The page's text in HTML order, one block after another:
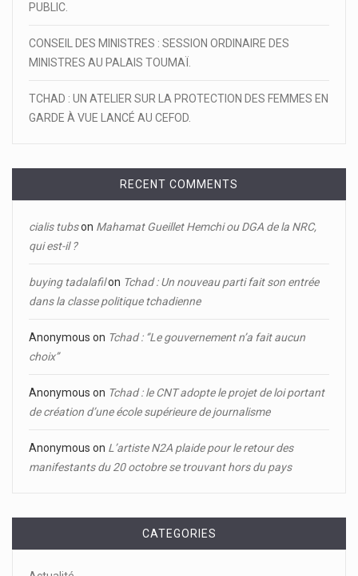
PUBLIC.
CONSEIL DES MINISTRES : SESSION ORDINAIRE DES
MINISTRES AU PALAIS TOUMAÏ.
TCHAD : UN ATELIER SUR LA PROTECTION DES FEMMES EN
GARDE À VUE LANCÉ AU CEFOD.
RECENT COMMENTS
cialis tubson Mahamat Gueillet Hemchi ou DGA de la NRC,
qui est-il ?
buying tadalafilon Tchad : Un nouveau parti fait son entrée
dans la classe politique tchadienne
Anonymous on Tchad : ‘’Le gouvernement n’a fait aucun
choix’’
Anonymous on Tchad : le CNT adopte le projet de loi portant
de création d’une école supérieure de journalisme
Anonymous on L’artiste N2A plaide pour le retour des
manifestants du 20 octobre se trouvant hors du pays
CATEGORIES